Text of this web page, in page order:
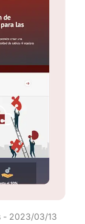
- 2023/03/13